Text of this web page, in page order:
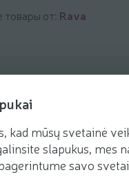
kad mūsų svetainė
slapukus, mes
savo
товары от: Rava